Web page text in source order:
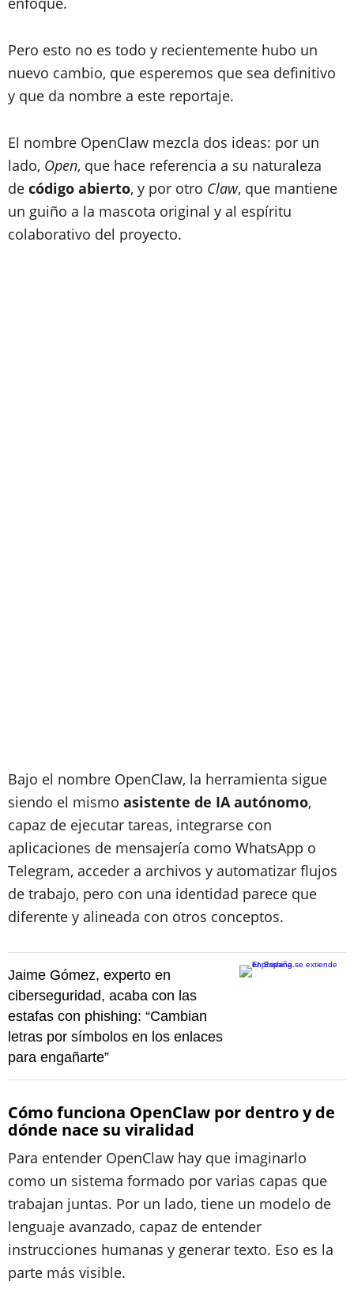
Pero esto no es todo y recientemente hubo un
nuevo cambio, que esperemos que sea definitivo
y que da nombre a este reportaje.
El nombre OpenClaw mezcla dos ideas: por un
lado, Open, que hace referencia a su naturaleza
de código abierto, y por otro Claw, que mantiene
un guiño a la mascota original y al espíritu
colaborativo del proyecto.
Bajo el nombre OpenClaw, la herramienta sigue
siendo el mismo asistente de IA autónomo,
capaz de ejecutar tareas, integrarse con
aplicaciones de mensajería como WhatsApp o
Telegram, acceder a archivos y automatizar flujos
de trabajo, pero con una identidad parece que
diferente y alineada con otros conceptos.
Jaime Gómez, experto en
ciberseguridad, acaba con las
estafas con phishing: “Cambian
letras por símbolos en los enlaces
para engañarte”
​Cómo funciona OpenClaw por dentro y de
dónde nace su viralidad
Para entender OpenClaw hay que imaginarlo
como un sistema formado por varias capas que
trabajan juntas. Por un lado, tiene un modelo de
lenguaje avanzado, capaz de entender
instrucciones humanas y generar texto. Eso es la
parte más visible.